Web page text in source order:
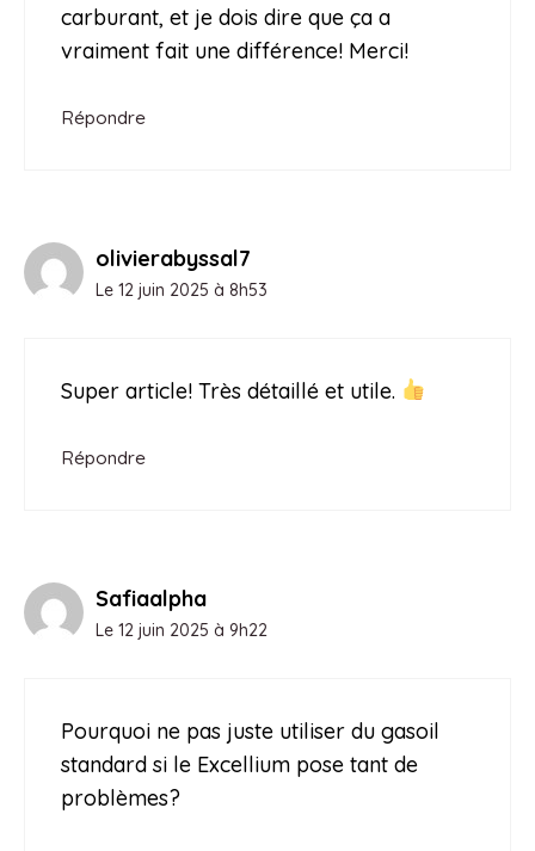
carburant, et je dois dire que ça a
vraiment fait une différence! Merci!
Répondre
olivierabyssal7
Le 12 juin 2025 à 8h53
Super article! Très détaillé et utile.
Répondre
Safiaalpha
Le 12 juin 2025 à 9h22
Pourquoi ne pas juste utiliser du gasoil
standard si le Excellium pose tant de
problèmes?